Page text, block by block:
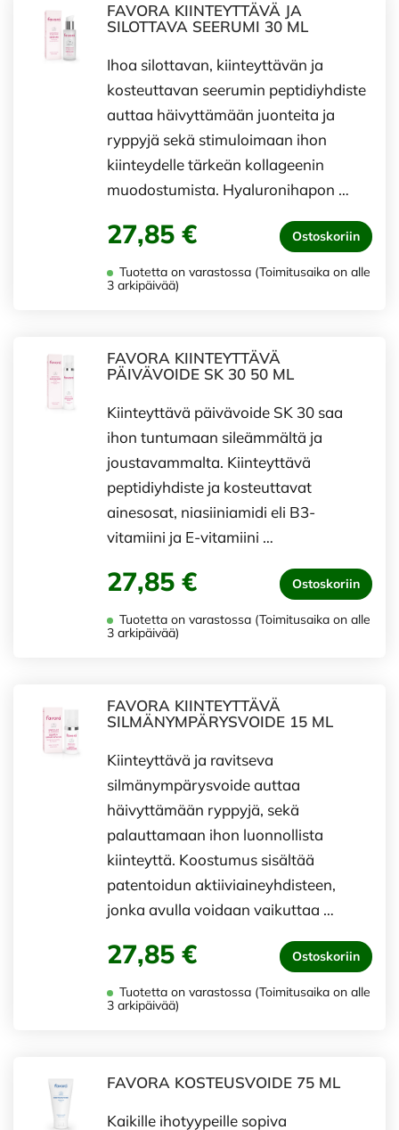
FAVORA KIINTEYTTÄVÄ JA
SILOTTAVA SEERUMI 30 ML
Ihoa silottavan, kiinteyttävän ja
kosteuttavan seerumin peptidiyhdiste
auttaa häivyttämään juonteita ja
ryppyjä sekä stimuloimaan ihon
kiinteydelle tärkeän kollageenin
muodostumista. Hyaluronihapon …
27,85 € Ostoskoriin
Tuotetta on varastossa (Toimitusaika on alle
3 arkipäivää)
FAVORA KIINTEYTTÄVÄ
PÄIVÄVOIDE SK 30 50 ML
Kiinteyttävä päivävoide SK 30 saa
ihon tuntumaan sileämmältä ja
joustavammalta. Kiinteyttävä
peptidiyhdiste ja kosteuttavat
ainesosat, niasiiniamidi eli B3-
vitamiini ja E-vitamiini …
27,85 € Ostoskoriin
Tuotetta on varastossa (Toimitusaika on alle
3 arkipäivää)
FAVORA KIINTEYTTÄVÄ
SILMÄNYMPÄRYSVOIDE 15 ML
Kiinteyttävä ja ravitseva
silmänympärysvoide auttaa
häivyttämään ryppyjä, sekä
palauttamaan ihon luonnollista
kiinteyttä. Koostumus sisältää
patentoidun aktiiviaineyhdisteen,
jonka avulla voidaan vaikuttaa …
27,85 € Ostoskoriin
Tuotetta on varastossa (Toimitusaika on alle
3 arkipäivää)
FAVORA KOSTEUSVOIDE 75 ML
Kaikille ihotyypeille sopiva